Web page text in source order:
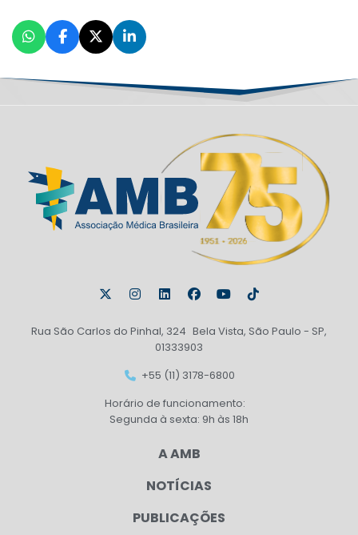
Rua São Carlos do Pinhal, 324 Bela Vista, São Paulo - SP,
01333903
+55 (11) 3178-6800
Horário de funcionamento:
Segunda à sexta: 9h às 18h
A AMB
NOTÍCIAS
PUBLICAÇÕES